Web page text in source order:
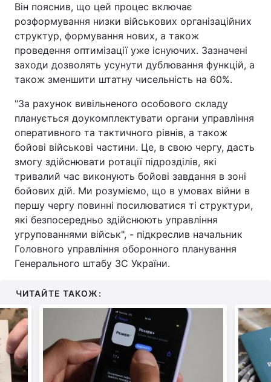
Він пояснив, що цей процес включає
розформування низки військових організаційних
структур, формування нових, а також
проведення оптимізації уже існуючих. Зазначені
заходи дозволять усунути дублювання функцій, а
також зменшити штатну чисельність на 60%.
"За рахунок вивільненого особового складу
планується доукомплектувати органи управління
оперативного та тактичного рівнів, а також
бойові військові частини. Це, в свою чергу, дасть
змогу здійснювати ротації підрозділів, які
тривалий час виконують бойові завдання в зоні
бойових дій. Ми розуміємо, що в умовах війни в
першу чергу повинні посилюватися ті структури,
які безпосередньо здійснюють управління
угрупованнями військ", - підкреслив начальник
Головного управління оборонного планування
Генерального штабу ЗС України.
ЧИТАЙТЕ ТАКОЖ: